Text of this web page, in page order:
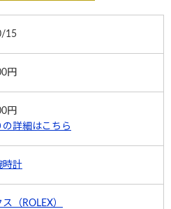
質預かり
15
円
円
の詳細はこちら
時計
（ROLEX）